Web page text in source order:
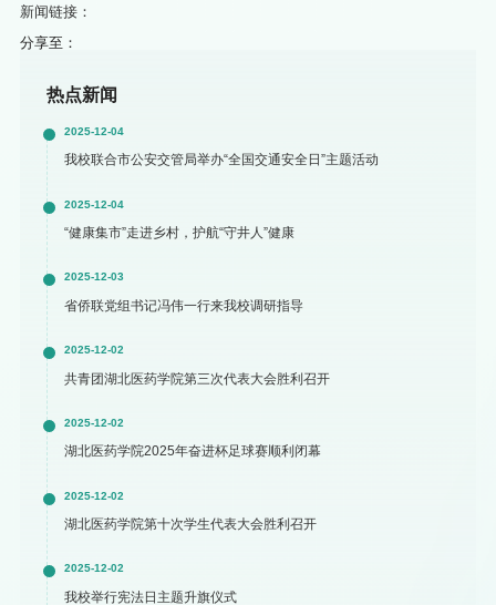
新闻链接：
分享至：
热点新闻
2025-12-04
我校联合市公安交管局举办“全国交通安全日”主题活动
2025-12-04
“健康集市”走进乡村，护航“守井人”健康
2025-12-03
省侨联党组书记冯伟一行来我校调研指导
2025-12-02
共青团湖北医药学院第三次代表大会胜利召开
2025-12-02
湖北医药学院2025年奋进杯足球赛顺利闭幕
2025-12-02
湖北医药学院第十次学生代表大会胜利召开
2025-12-02
我校举行宪法日主题升旗仪式